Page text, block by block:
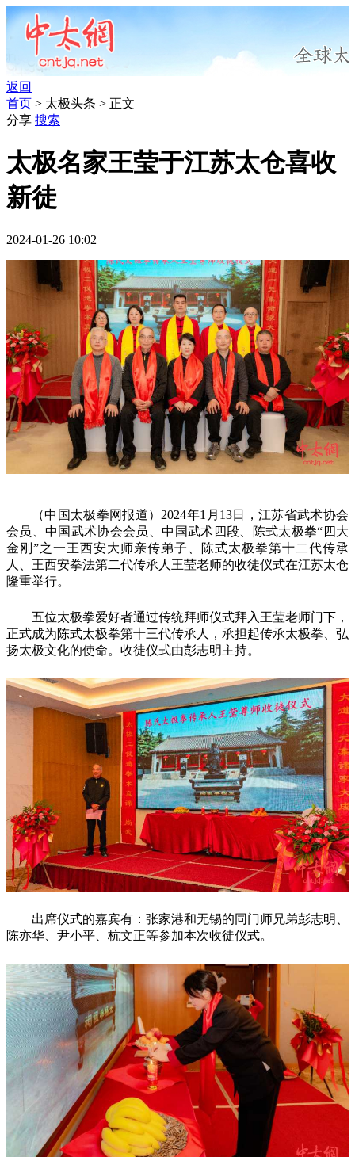
返回
首页 > 太极头条 > 正文
分享 搜索
太极名家王莹于江苏太仓喜收
新徒
2024-01-26 10:02
（中国太极拳网报道）2024年1月13日，江苏省武术协会
会员、中国武术协会会员、中国武术四段、陈式太极拳“四大
金刚”之一王西安大师亲传弟子、陈式太极拳第十二代传承
人、王西安拳法第二代传承人王莹老师的收徒仪式在江苏太仓
隆重举行。
五位太极拳爱好者通过传统拜师仪式拜入王莹老师门下，
正式成为陈式太极拳第十三代传承人，承担起传承太极拳、弘
扬太极文化的使命。收徒仪式由彭志明主持。
出席仪式的嘉宾有：张家港和无锡的同门师兄弟彭志明、
陈亦华、尹小平、杭文正等参加本次收徒仪式。